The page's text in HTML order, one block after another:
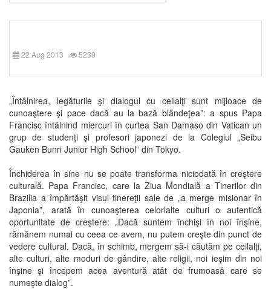
22 Aug 2013 5239
„Întâlnirea, legăturile şi dialogul cu ceilalţi sunt mijloace de
cunoaştere şi pace dacă au la bază blândeţea”: a spus Papa
Francisc întâlnind miercuri în curtea San Damaso din Vatican un
grup de studenţi şi profesori japonezi de la Colegiul „Seibu
Gauken Bunri Junior High School” din Tokyo.
Închiderea în sine nu se poate transforma niciodată în creştere
culturală. Papa Francisc, care la Ziua Mondială a Tinerilor din
Brazilia a împărtăşit visul tinereţii sale de „a merge misionar în
Japonia”, arată în cunoaşterea celorlalte culturi o autentică
oportunitate de creştere: „Dacă suntem închişi în noi înşine,
rămânem numai cu ceea ce avem, nu putem creşte din punct de
vedere cultural. Dacă, în schimb, mergem să-i căutăm pe ceilalţi,
alte culturi, alte moduri de gândire, alte religii, noi ieşim din noi
înşine şi începem acea aventură atât de frumoasă care se
numeşte dialog”.